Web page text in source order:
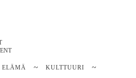
Jussila
KULTTUURI